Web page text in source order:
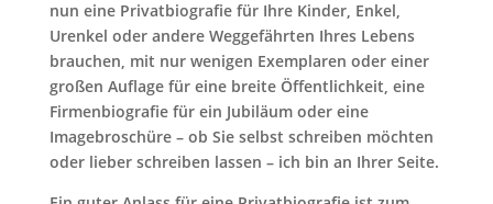
nun eine Privatbiografie für Ihre Kinder, Enkel,
Urenkel oder andere Weggefährten Ihres Lebens
brauchen, mit nur wenigen Exemplaren oder einer
großen Auflage für eine breite Öffentlichkeit, eine
Firmenbiografie für ein Jubiläum oder eine
Imagebroschüre – ob Sie selbst schreiben möchten
oder lieber schreiben lassen – ich bin an Ihrer Seite.